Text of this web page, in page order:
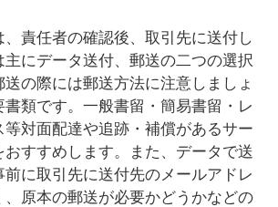
責任者の確認後、取引先に送付し
主にデータ送付、郵送の二つの選択
送の際には郵送方法に注意しましょ
書類です。一般書留・簡易書留・レ
等対面配達や追跡・補償があるサー
おすすめします。また、データで送
に取引先に送付先のメールアドレ
、原本の郵送が必要かどうかなどの